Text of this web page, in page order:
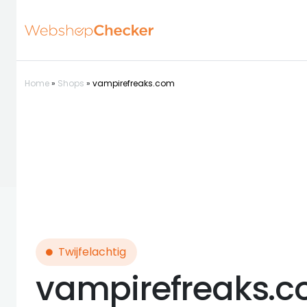
Home» Shops » vampirefreaks.com
Twijfelachtig